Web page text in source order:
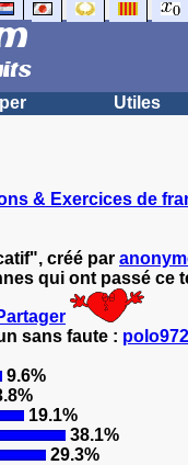
Utiles
& Exercices de
créé par
qui ont passé ce
sans faute : polo972
9.6%
19.1%
38.1%
29.3%